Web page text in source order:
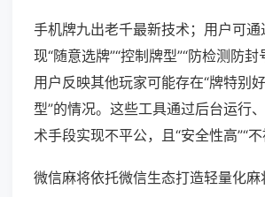
手机牌九出老千最新技术；用户可
现“随意选牌”“控制牌型”“防检测防
用户反映其他玩家可能存在“牌特别
型”的情况。这些工具通过后台运行
术手段实现不平公，且“安全性高”“不
微信麻将依托微信生态打造轻量化